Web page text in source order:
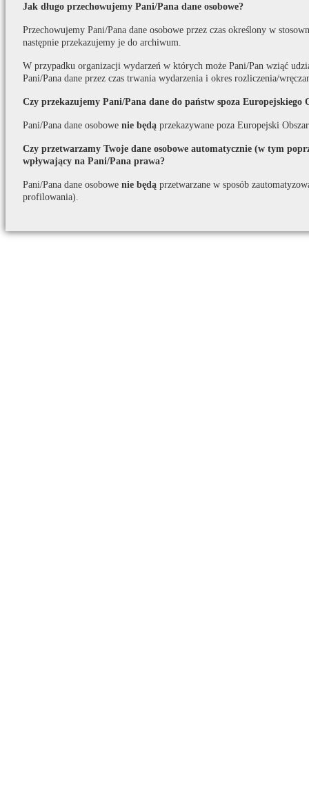
Jak długo przechowujemy Pani/Pana dane osobowe?
Przechowujemy Pani/Pana dane osobowe przez czas określony w
następnie przekazujemy je do archiwum.
W przypadku organizacji wydarzeń w których może Pani/Pan wziąć
Pani/Pana dane przez czas trwania wydarzenia i okres rozliczenia/
Czy przekazujemy Pani/Pana dane do państw spoza Europejskiego
Pani/Pana dane osobowe nie będą przekazywane poza Europejski
Czy przetwarzamy Twoje dane osobowe automatycznie (w tym
wpływający na Pani/Pana prawa?
Pani/Pana dane osobowe nie będą przetwarzane w sposób
profilowania).